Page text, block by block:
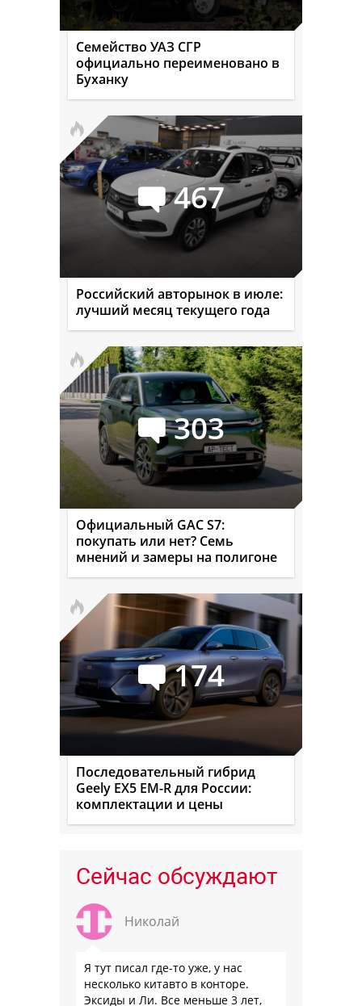
Семейство УАЗ СГР
официально переименовано в
Буханку
467
Российский авторынок в июле:
лучший месяц текущего года
303
Официальный GAC S7:
покупать или нет? Семь
мнений и замеры на полигоне
174
Последовательный гибрид
Geely EX5 EM-R для России:
комплектации и цены
Сейчас обсуждают
Николай
Я тут писал где-то уже, у нас
несколько китавто в конторе.
Эксиды и Ли. Все меньше 3 лет,